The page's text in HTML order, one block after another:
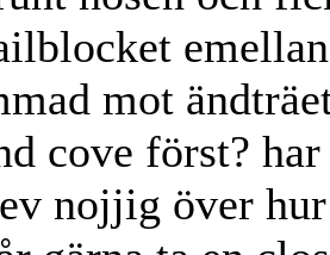
mot
cove först?
nojjig över